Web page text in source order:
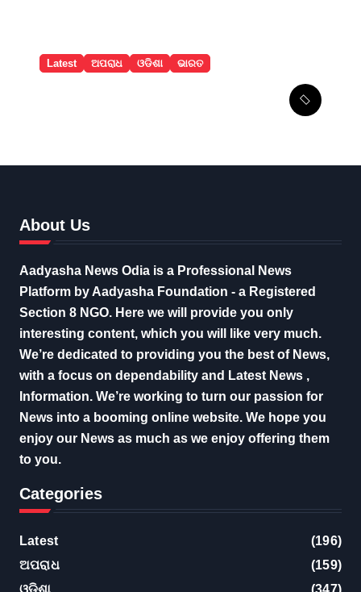
Latest ଅପରାଧ ଓଡିଶା ଭାରତ
About Us
Aadyasha News Odia is a Professional News
Platform by Aadyasha Foundation - a Registered
Section 8 NGO. Here we will provide you only
interesting content, which you will like very much.
We’re dedicated to providing you the best of News,
with a focus on dependability and Latest News ,
Information. We’re working to turn our passion for
News into a booming online website. We hope you
enjoy our News as much as we enjoy offering them
to you.
Categories
Latest
(196)
ଅପରାଧ
(159)
ଓଡିଶା
(347)